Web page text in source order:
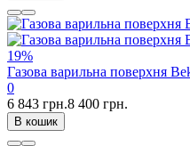
19%
Газова варильна поверхня
0
6 843 грн.8 400 грн.
В кошик